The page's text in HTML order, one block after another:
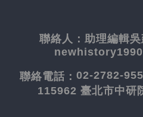
聯絡人： 助理編輯
聯絡電話： 02-2782-
115962 臺北市中研